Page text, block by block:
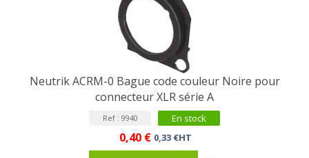
Neutrik ACRM-0 Bague code couleur Noire pour
connecteur XLR série A
Ref : 9940 En stock
0,40 € 0,33 €HT